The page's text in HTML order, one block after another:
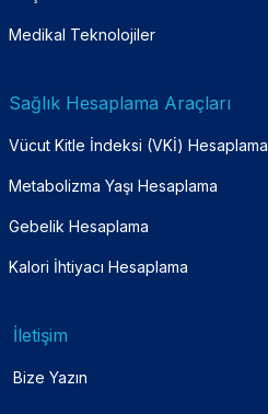
Medikal Teknolojiler
Sağlık Hesaplama Araçları
Vücut Kitle İndeksi (VKİ) Hesaplama
Metabolizma Yaşı Hesaplama
Gebelik Hesaplama
Kalori İhtiyacı Hesaplama
İletişim
Bize Yazın